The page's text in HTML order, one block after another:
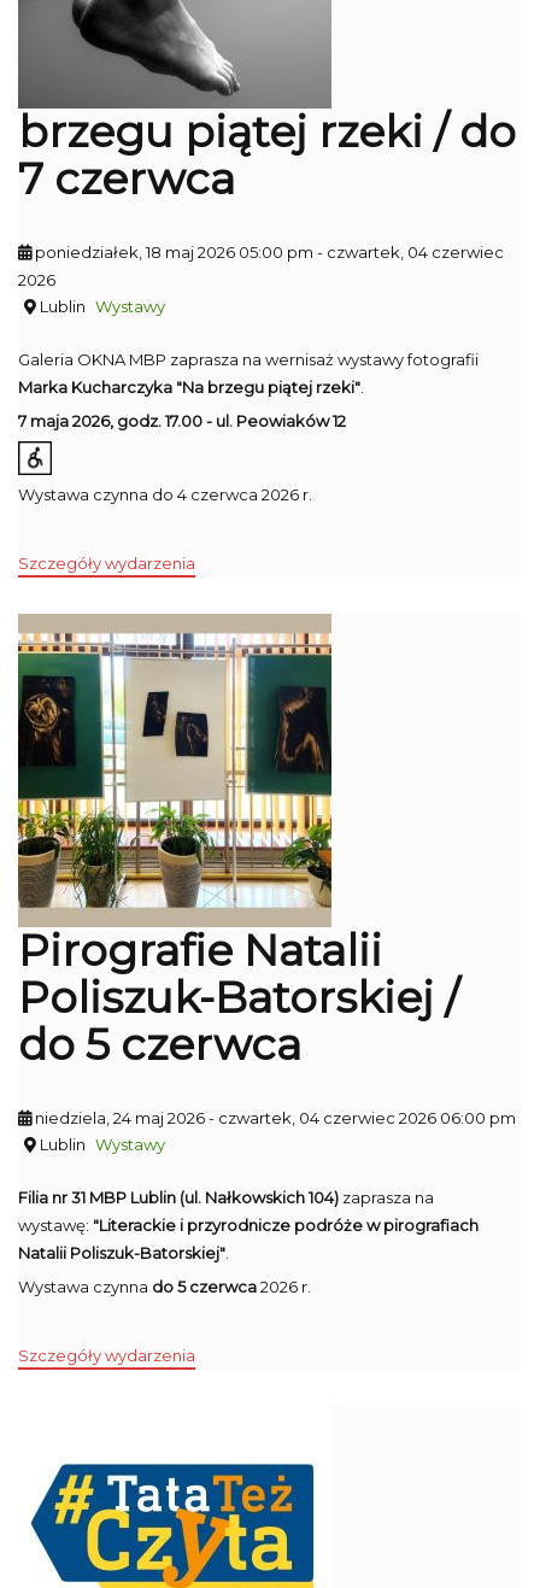
brzegu piątej rzeki / do
7 czerwca
poniedziałek, 18 maj 2026 05:00 pm - czwartek, 04 czerwiec
2026
Lublin Wystawy
Galeria OKNA MBP zaprasza na wernisaż wystawy fotografii
Marka Kucharczyka "Na brzegu piątej rzeki"
7 maja 2026, godz. 17.00 - ul. Peowiaków 12
Wystawa czynna do 4 czerwca 2026 r.
Szczegóły wydarzenia
Pirografie Natalii
Poliszuk-Batorskiej /
do 5 czerwca
niedziela, 24 maj 2026- czwartek, 04 czerwiec 2026 06:00 pm
Lublin Wystawy
Filia nr 31 MBP Lublin (ul. Nałkowskich 104) zaprasza na
wystawę: "Literackie i przyrodnicze podróże w pirografiach
Natalii Poliszuk-Batorskiej"
Wystawa czynna do 5 czerwca2026 r.
Szczegóły wydarzenia